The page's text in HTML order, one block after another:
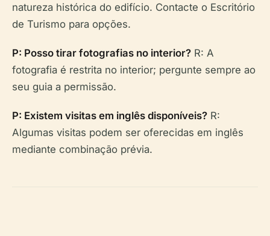
natureza histórica do edifício. Contacte o Escritório
de Turismo para opções.
P: Posso tirar fotografias no interior? R: A
fotografia é restrita no interior; pergunte sempre ao
seu guia a permissão.
P: Existem visitas em inglês disponíveis? R:
Algumas visitas podem ser oferecidas em inglês
mediante combinação prévia.